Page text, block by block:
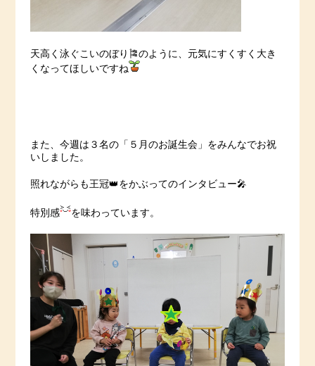
天高く泳ぐこいのぼり🎏のように、元気にすくすく大き
くなってほしいですね
また、今週は３名の「５月のお誕生会」をみんなでお祝
いしました。
照れながらも王冠👑をかぶってのインタビュー🎤
特別感 を味わっています。